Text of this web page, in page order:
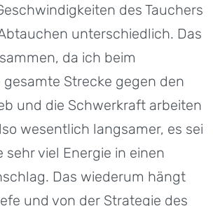
des Tauchers
unterschiedlich. Das
da ich beim
Strecke gegen den
und die Schwerkraft arbeiten
wesentlich langsamer, es sei
sehr viel Energie in einen
Das wiederum hängt
und von der Strategie des